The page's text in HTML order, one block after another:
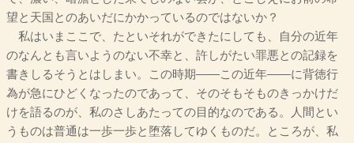
望と天国とのあいだにかかっているのではないか？
私はいまここで、たといそれができたにしても、自分の近年
のなんとも言いようのない不幸と、許しがたい罪悪との記録を
書きしるそうとはしまい。この時期――この近年――に背徳行
為が急にひどくなったのであって、そのそもそものきっかけだ
けを語るのが、私のさしあたっての目的なのである。人間とい
うものは普通は一歩一歩と堕落してゆくものだ。ところが、私